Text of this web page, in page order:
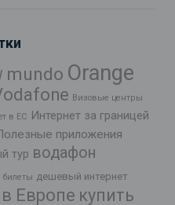
mundo Orange
Визовые центры
в ЕС Интернет за границей
приложения
тур водафон
дешевый интернет
Европе купить